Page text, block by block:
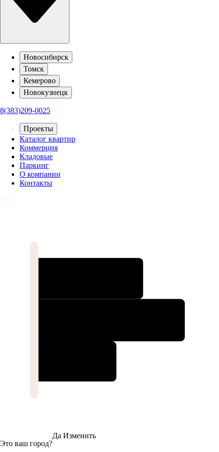
Новосибирск
Томск
Кемерово
Новокузнецк
8(383)209-0025
Проекты
Каталог квартир
Коммерция
Кладовые
Паркинг
О компании
Контакты
Это ваш город?
Да Изменить